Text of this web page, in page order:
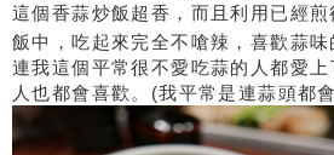
這個香蒜炒飯超香，而且利用已經
飯中，吃起來完全不嗆辣，喜歡蒜味
連我這個平常很不愛吃蒜的人都愛
人也都會喜歡。(我平常是連蒜頭都